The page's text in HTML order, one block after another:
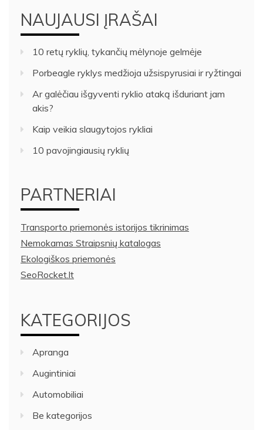
NAUJAUSI ĮRAŠAI
10 retų ryklių, tykančių mėlynoje gelmėje
Porbeagle ryklys medžioja užsispyrusiai ir ryžtingai
Ar galėčiau išgyventi ryklio ataką išduriant jam
akis?
Kaip veikia slaugytojos rykliai
10 pavojingiausių ryklių
PARTNERIAI
Transporto priemonės istorijos tikrinimas
Nemokamas Straipsnių katalogas
Ekologiškos priemonės
SeoRocket.lt
KATEGORIJOS
Apranga
Augintiniai
Automobiliai
Be kategorijos